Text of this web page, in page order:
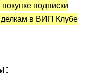
подписки
в ВИП Клубе